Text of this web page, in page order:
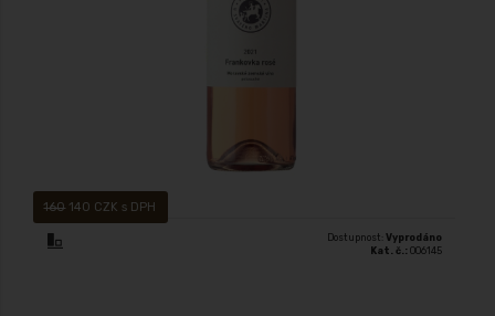
160 140 CZK s DPH
Dostupnost:Vyprodáno
Kat. č.: 006145